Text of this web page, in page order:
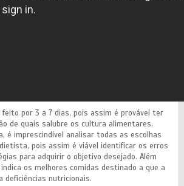
feito por 3 a 7 dias, pois assim é provável ter
de quais salubre os cultura alimentares.
é imprescindível analisar todas as escolhas
pois assim é viável identificar os erros
para adquirir o objetivo desejado. Além
os melhores comidas destinado a que a
deficiências nutricionais.